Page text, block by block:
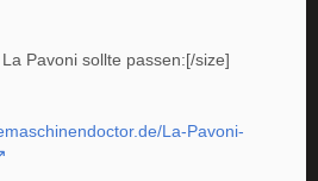
Pavoni sollte passen:[/size]
La-Pavoni-